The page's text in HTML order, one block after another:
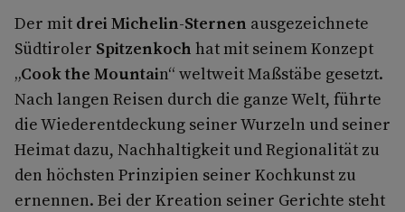
Der mit drei Michelin-Sternen ausgezeichnete
Südtiroler Spitzenkoch hat mit seinem Konzept
„Cook the Mountain“ weltweit Maßstäbe gesetzt.
Nach langen Reisen durch die ganze Welt, führte
die Wiederentdeckung seiner Wurzeln und seiner
Heimat dazu, Nachhaltigkeit und Regionalität zu
den höchsten Prinzipien seiner Kochkunst zu
ernennen. Bei der Kreation seiner Gerichte steht